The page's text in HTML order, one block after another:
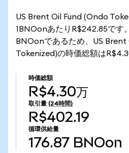
US Brent Oil Fund (Ondo
1BNOonあたりR$242.85です
BNOonであるため、US
Tokenized)の時価総額は
時価総額
R$4.30万
取引量 (24時間)
R$402.19
循環供給量
176.87 BNOon